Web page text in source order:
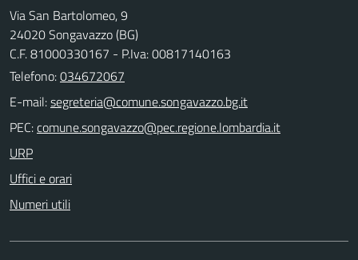
Via San Bartolomeo, 9
24020 Songavazzo (BG)
C.F. 81000330167 - P.Iva: 00817140163
Telefono:034672067
E-mail:
PEC:
URP
Uffici e orari
Numeri utili